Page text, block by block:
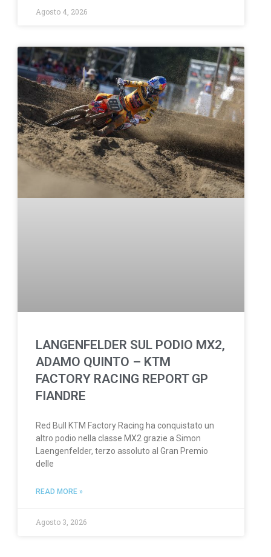
Agosto 4, 2026
LANGENFELDER SUL PODIO MX2,
ADAMO QUINTO – KTM
FACTORY RACING REPORT GP
FIANDRE
Red Bull KTM Factory Racing ha conquistato un
altro podio nella classe MX2 grazie a Simon
Laengenfelder, terzo assoluto al Gran Premio
delle
READ MORE »
Agosto 3, 2026